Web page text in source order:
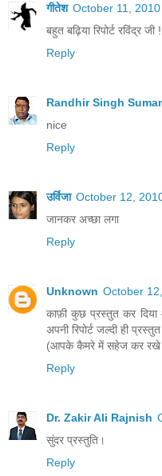
गीतेश October 11,
बहुत बढ़िया रिपोर्ट रविंद्र जी !
Reply
Randhir Singh
nice
Reply
उर्विजा October 12,
जानकर अच्छा लगा
Reply
Unknown October
काफ़ी कुछ प्रस्तुत कर
अपनी रिपोर्ट जल्दी ही
(आपके कैमरे में सहेज कर रखे
Reply
Dr. Zakir Ali Rajnish
सुंदर प्रस्तुति।
Reply